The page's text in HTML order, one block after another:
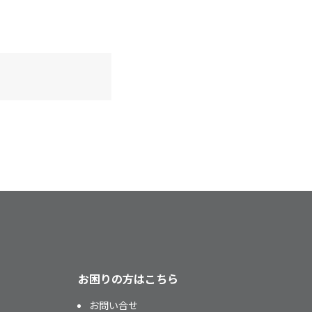
お困りの方はこちら
お問い合せ